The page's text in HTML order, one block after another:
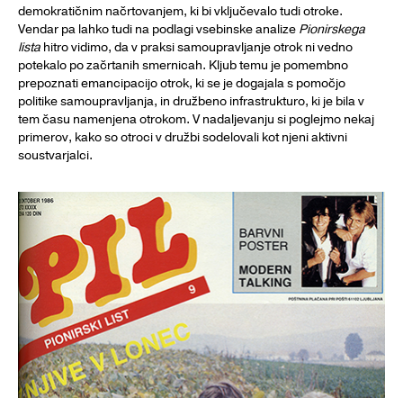
demokratičnim načrtovanjem, ki bi vključevalo tudi otroke.
Vendar pa lahko tudi na podlagi vsebinske analize Pionirskega
lista hitro vidimo, da v praksi samoupravljanje otrok ni vedno
potekalo po začrtanih smernicah. Kljub temu je pomembno
prepoznati emancipacijo otrok, ki se je dogajala s pomočjo
politike samoupravljanja, in družbeno infrastrukturo, ki je bila v
tem času namenjena otrokom. V nadaljevanju si poglejmo nekaj
primerov, kako so otroci v družbi sodelovali kot njeni aktivni
soustvarjalci.